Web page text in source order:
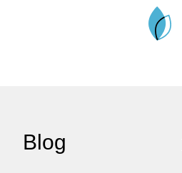
Blog